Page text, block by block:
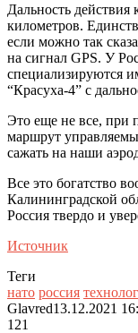
Дальность действия
километров.
если можно так
на сигнал GPS. У
специализируются
“Красуха-4” с
Это еще не все, при
маршрут
сажать на наши
Все это богатство
Калининградской
Россия твердо и
Источник
Теги
нато россия
Glavred13.12.2021
121